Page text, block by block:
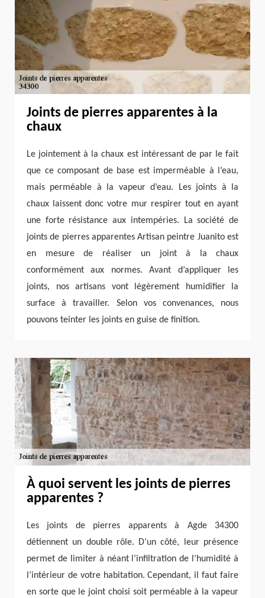
Joints de pierres apparentes à la
chaux
Le jointement à la chaux est intéressant de par le fait
que ce composant de base est imperméable à l’eau,
mais perméable à la vapeur d’eau. Les joints à la
chaux laissent donc votre mur respirer tout en ayant
une forte résistance aux intempéries. La société de
joints de pierres apparentes Artisan peintre Juanito est
en mesure de réaliser un joint à la chaux
conformément aux normes. Avant d’appliquer les
joints, nos artisans vont légèrement humidifier la
surface à travailler. Selon vos convenances, nous
pouvons teinter les joints en guise de finition.
À quoi servent les joints de pierres
apparentes ?
Les joints de pierres apparents à Agde 34300
détiennent un double rôle. D’un côté, leur présence
permet de limiter à néant l’infiltration de l’humidité à
l’intérieur de votre habitation. Cependant, il faut faire
en sorte que le joint choisi soit perméable à la vapeur